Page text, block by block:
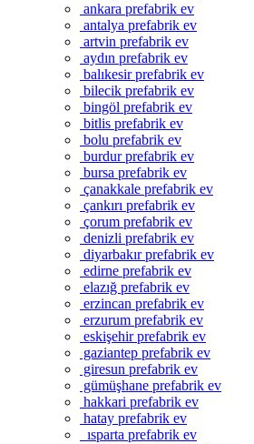
ankara prefabrik ev
antalya prefabrik ev
artvin prefabrik ev
aydın prefabrik ev
balıkesir prefabrik ev
bilecik prefabrik ev
bingöl prefabrik ev
bitlis prefabrik ev
bolu prefabrik ev
burdur prefabrik ev
bursa prefabrik ev
çanakkale prefabrik ev
çankırı prefabrik ev
çorum prefabrik ev
denizli prefabrik ev
diyarbakır prefabrik ev
edirne prefabrik ev
elazığ prefabrik ev
erzincan prefabrik ev
erzurum prefabrik ev
eskişehir prefabrik ev
gaziantep prefabrik ev
giresun prefabrik ev
gümüşhane prefabrik ev
hakkari prefabrik ev
hatay prefabrik ev
ısparta prefabrik ev